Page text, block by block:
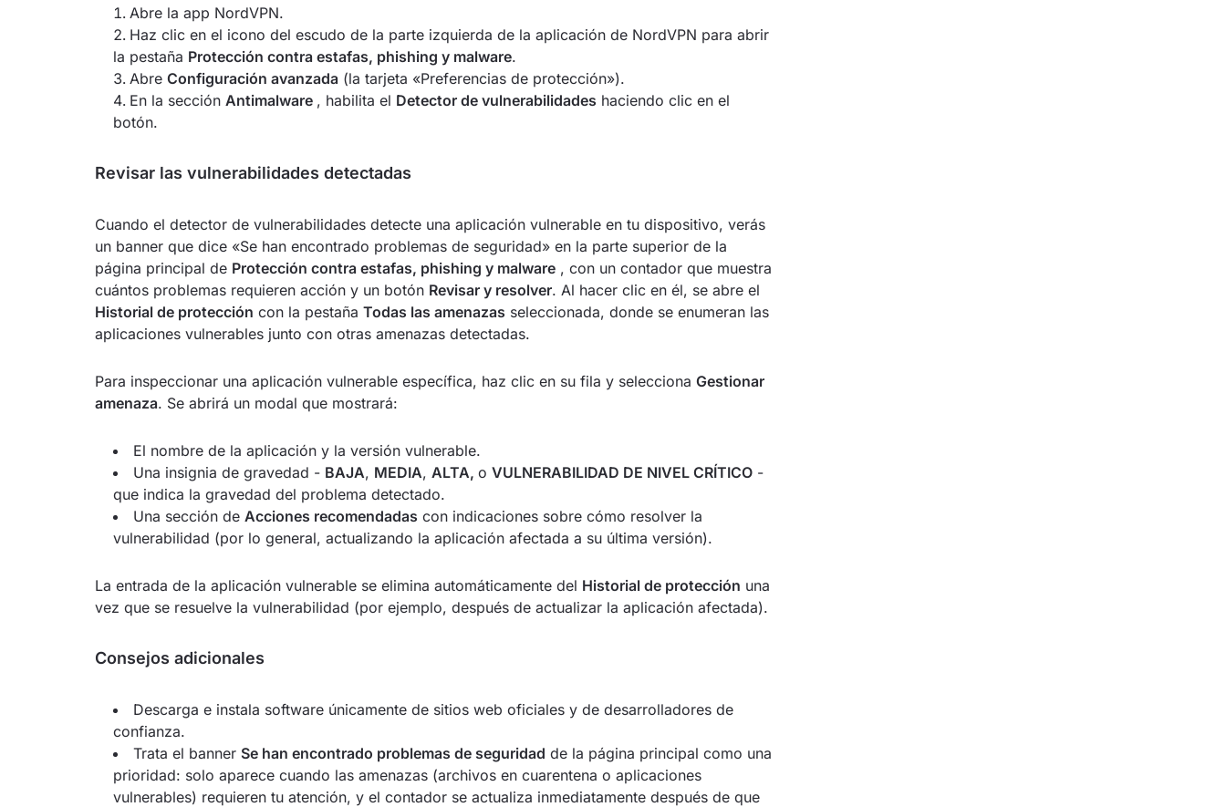
Abre la app NordVPN.
Haz clic en el icono del escudo de la parte izquierda de la aplicación de NordVPN para abrir
la pestaña Protección contra estafas, phishing y malware.
Abre Configuración avanzada (la tarjeta «Preferencias de protección»).
En la sección Antimalware , habilita el Detector de vulnerabilidades haciendo clic en el
botón.
Revisar las vulnerabilidades detectadas
Cuando el detector de vulnerabilidades detecte una aplicación vulnerable en tu dispositivo, verás
un banner que dice «Se han encontrado problemas de seguridad» en la parte superior de la
página principal de Protección contra estafas, phishing y malware , con un contador que muestra
cuántos problemas requieren acción y un botón Revisar y resolver. Al hacer clic en él, se abre el
Historial de protección con la pestaña Todas las amenazas seleccionada, donde se enumeran las
aplicaciones vulnerables junto con otras amenazas detectadas.
Para inspeccionar una aplicación vulnerable específica, haz clic en su fila y selecciona Gestionar
amenaza. Se abrirá un modal que mostrará:
El nombre de la aplicación y la versión vulnerable.
Una insignia de gravedad - BAJA, MEDIA, ALTA, o VULNERABILIDAD DE NIVEL CRÍTICO -
que indica la gravedad del problema detectado.
Una sección de Acciones recomendadas con indicaciones sobre cómo resolver la
vulnerabilidad (por lo general, actualizando la aplicación afectada a su última versión).
La entrada de la aplicación vulnerable se elimina automáticamente del Historial de protección una
vez que se resuelve la vulnerabilidad (por ejemplo, después de actualizar la aplicación afectada).
Consejos adicionales
Descarga e instala software únicamente de sitios web oficiales y de desarrolladores de
confianza.
Trata el banner Se han encontrado problemas de seguridad de la página principal como una
prioridad: solo aparece cuando las amenazas (archivos en cuarentena o aplicaciones
vulnerables) requieren tu atención, y el contador se actualiza inmediatamente después de que